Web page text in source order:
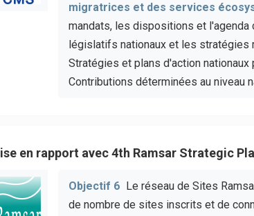
migratrices et des services
mandats, les dispositions et l'agenda
législatifs nationaux et les stratégies
Stratégies et plans d'action
Contributions déterminées au niveau
en rapport avec 4th Ramsar Strategic
Objectif 6 Le réseau de Sites
de nombre de sites inscrits et de